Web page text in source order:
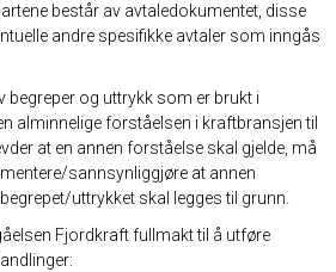
består av avtaledokumentet, disse
andre spesifikke avtaler som inngås
begreper og uttrykk som er brukt i
alminnelige forståelsen i kraftbransjen til
at en annen forståelse skal gjelde, må
sannsynliggjøre at annen
uttrykket skal legges til grunn.
Fjordkraft fullmakt til å utføre